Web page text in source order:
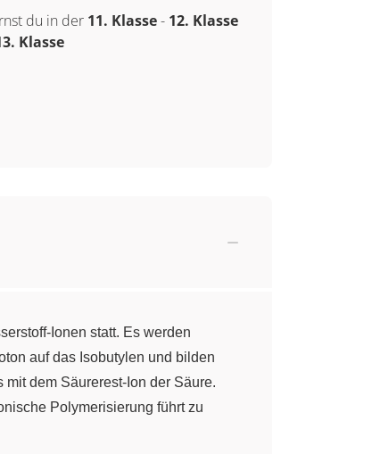
du in der 11. Klasse- 12. Klasse
Klasse
Ionen statt. Es werden
auf das Isobutylen und bilden
dem Säurerest-Ion der Säure.
Polymerisierung führt zu